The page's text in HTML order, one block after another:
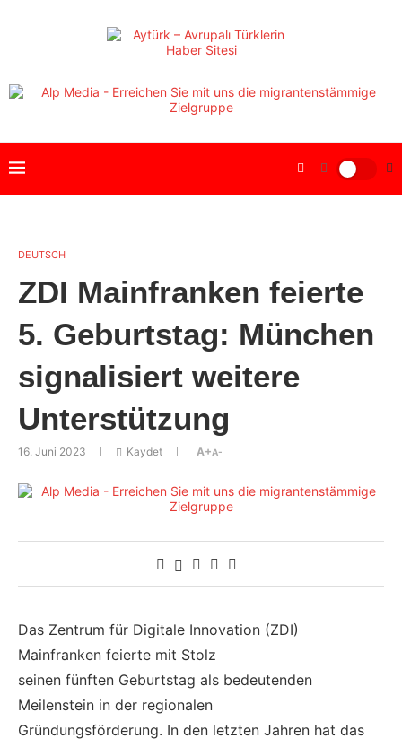
DEUTSCH
ZDI Mainfranken feierte
5. Geburtstag: München
signalisiert weitere
Unterstützung
16. Juni 2023 Kaydet A+A-
Das Zentrum für Digitale Innovation (ZDI)
Mainfranken feierte mit Stolz
seinen fünften Geburtstag als bedeutenden
Meilenstein in der regionalen
Gründungsförderung. In den letzten Jahren hat das